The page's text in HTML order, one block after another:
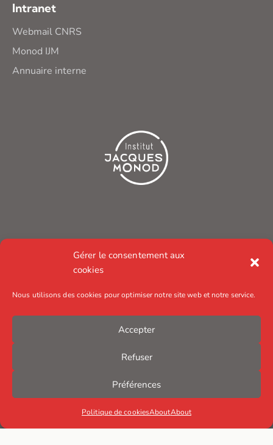
Gérer le consentement aux
cookies
Nous utilisons des cookies pour optimiser notre site web et notre service.
Accepter
Refuser
Préférences
Politique de cookiesAboutAbout
Intranet
Webmail CNRS
Monod IJM
Annuaire interne